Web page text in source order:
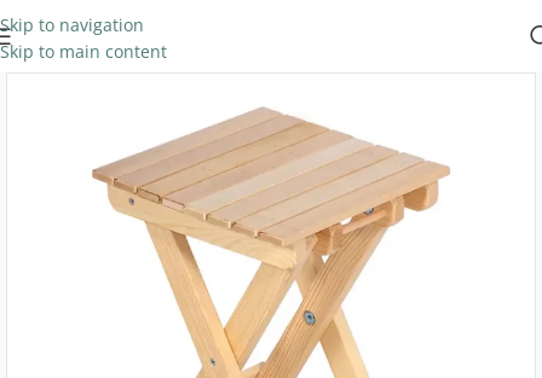
Skip to navigation
Skip to main content